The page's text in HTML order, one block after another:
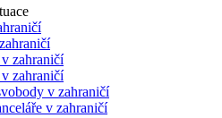
zahraničí
zahraničí
v zahraničí
v zahraničí